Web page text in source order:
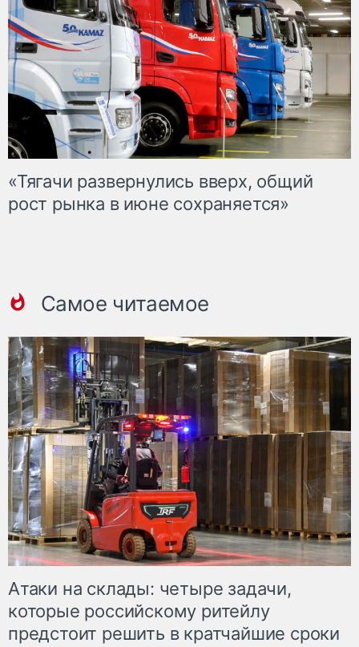
«Тягачи развернулись вверх, общий
рост рынка в июне сохраняется»
Самое читаемое
Атаки на склады: четыре задачи,
которые российскому ритейлу
предстоит решить в кратчайшие сроки